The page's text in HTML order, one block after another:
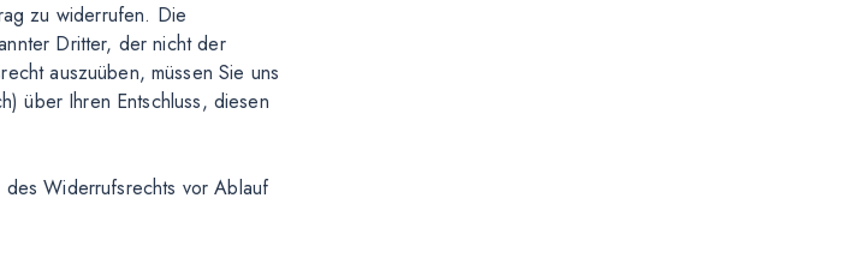
zu widerrufen. Die
Dritter, der nicht der
auszuüben, müssen Sie uns
über Ihren Entschluss, diesen
Widerrufsrechts vor Ablauf